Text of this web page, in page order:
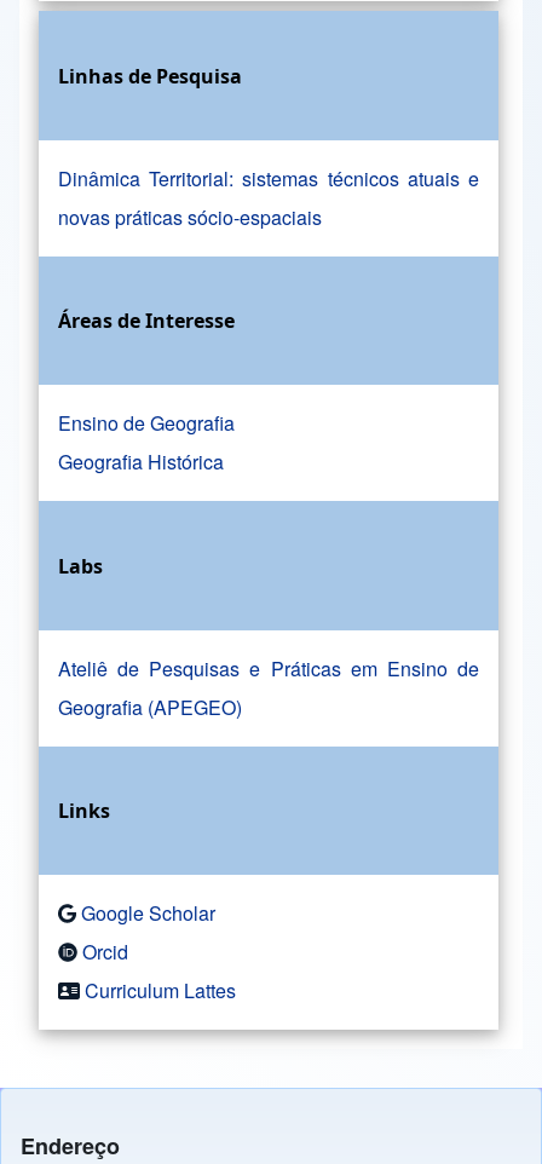
Linhas de Pesquisa
Dinâmica Territorial: sistemas técnicos atuais e
novas práticas sócio-espaciais
Áreas de Interesse
Ensino de Geografia
Geografia Histórica
Labs
Ateliê de Pesquisas e Práticas em Ensino de
Geografia (APEGEO)
Links
Google Scholar
Orcid
Curriculum Lattes
Endereço